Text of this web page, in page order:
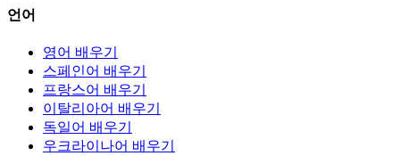
언어
영어 배우기
스페인어 배우기
프랑스어 배우기
이탈리아어 배우기
독일어 배우기
우크라이나어 배우기